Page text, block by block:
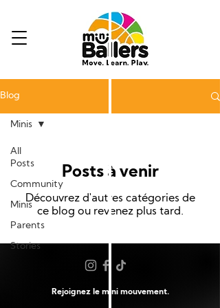
Blog
All
Posts
Community
Minis
Parents
Stories
Minis
Posts à venir
Découvrez d'autres catégories de
ce blog ou revenez plus tard.
Rejoignez le mini mouvement.